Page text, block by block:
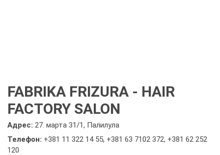
FABRIKA FRIZURA - HAIR
FACTORY SALON
Адрес: 27. марта 31/1, Палилула
Телефон: +381 11 322 14 55, +381 63 7102 372, +381 62 252
120